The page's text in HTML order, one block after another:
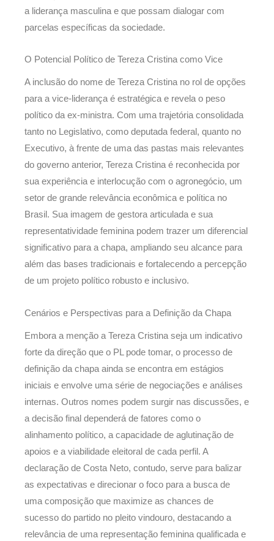
a liderança masculina e que possam dialogar com
parcelas específicas da sociedade.
O Potencial Político de Tereza Cristina como Vice
A inclusão do nome de Tereza Cristina no rol de opções
para a vice-liderança é estratégica e revela o peso
político da ex-ministra. Com uma trajetória consolidada
tanto no Legislativo, como deputada federal, quanto no
Executivo, à frente de uma das pastas mais relevantes
do governo anterior, Tereza Cristina é reconhecida por
sua experiência e interlocução com o agronegócio, um
setor de grande relevância econômica e política no
Brasil. Sua imagem de gestora articulada e sua
representatividade feminina podem trazer um diferencial
significativo para a chapa, ampliando seu alcance para
além das bases tradicionais e fortalecendo a percepção
de um projeto político robusto e inclusivo.
Cenários e Perspectivas para a Definição da Chapa
Embora a menção a Tereza Cristina seja um indicativo
forte da direção que o PL pode tomar, o processo de
definição da chapa ainda se encontra em estágios
iniciais e envolve uma série de negociações e análises
internas. Outros nomes podem surgir nas discussões, e
a decisão final dependerá de fatores como o
alinhamento político, a capacidade de aglutinação de
apoios e a viabilidade eleitoral de cada perfil. A
declaração de Costa Neto, contudo, serve para balizar
as expectativas e direcionar o foco para a busca de
uma composição que maximize as chances de
sucesso do partido no pleito vindouro, destacando a
relevância de uma representação feminina qualificada e